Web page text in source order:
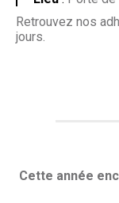
Retrouvez nos
jours.
Cette année